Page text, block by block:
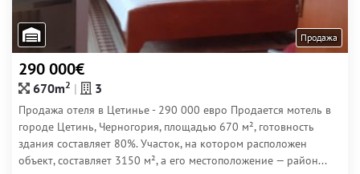
Продажа
290 000€
670m2 3
Продажа отеля в Цетинье - 290 000 евро Продается мотель в
городе Цетинь, Черногория, площадью 670 м², готовность
здания составляет 80%. Участок, на котором расположен
объект, составляет 3150 м², а его местоположение — район...